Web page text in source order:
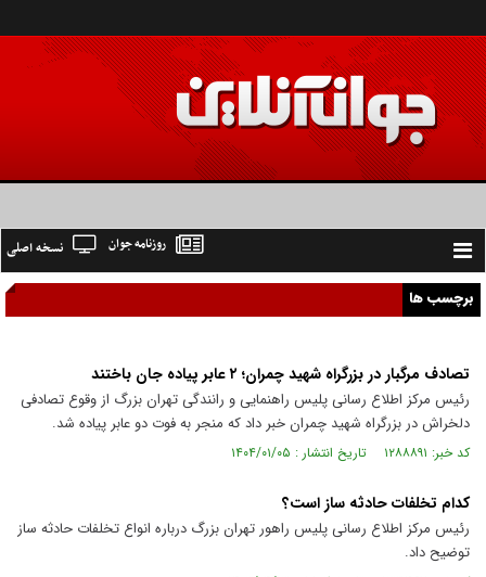
Toggle
navigation
نسخه اصلی روزنامه جوان
برچسب ها
تصادف مرگبار در بزرگراه شهید چمران؛ ۲ عابر پیاده جان باختند
رئیس مرکز اطلاع رسانی پلیس راهنمایی و رانندگی تهران بزرگ از وقوع تصادفی
دلخراش در بزرگراه شهید چمران خبر داد که منجر به فوت دو عابر پیاده شد.
کد خبر: ۱۲۸۸۸۹۱ تاریخ انتشار : ۱۴۰۴/۰۱/۰۵
کدام تخلفات حادثه ساز است؟
رئیس مرکز اطلاع رسانی پلیس راهور تهران بزرگ درباره انواع تخلفات حادثه ساز
توضیح داد.